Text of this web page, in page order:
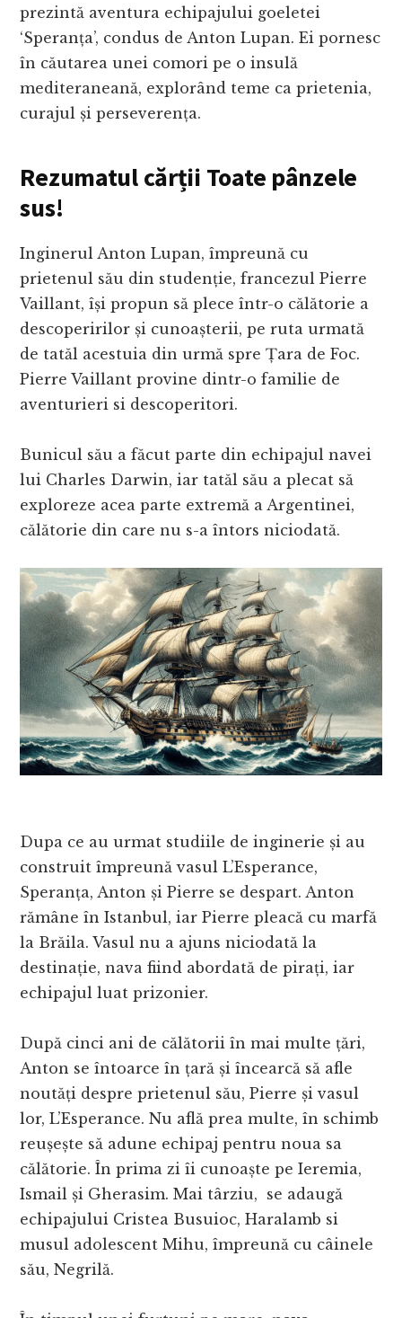
prezintă aventura echipajului goeletei
‘Speranța’, condus de Anton Lupan. Ei pornesc
în căutarea unei comori pe o insulă
mediteraneană, explorând teme ca prietenia,
curajul și perseverența.
Rezumatul cărții Toate pânzele
sus!
Inginerul Anton Lupan, împreună cu
prietenul său din studenție, francezul Pierre
Vaillant, își propun să plece într-o călătorie a
descoperirilor și cunoașterii, pe ruta urmată
de tatăl acestuia din urmă spre Țara de Foc.
Pierre Vaillant provine dintr-o familie de
aventurieri si descoperitori.
Bunicul său a făcut parte din echipajul navei
lui Charles Darwin, iar tatăl său a plecat să
exploreze acea parte extremă a Argentinei,
călătorie din care nu s-a întors niciodată.
Dupa ce au urmat studiile de inginerie și au
construit împreună vasul L’Esperance,
Speranța, Anton și Pierre se despart. Anton
rămâne în Istanbul, iar Pierre pleacă cu marfă
la Brăila. Vasul nu a ajuns niciodată la
destinație, nava fiind abordată de pirați, iar
echipajul luat prizonier.
După cinci ani de călătorii în mai multe țări,
Anton se întoarce în țară și încearcă să afle
noutăți despre prietenul său, Pierre și vasul
lor, L’Esperance. Nu află prea multe, în schimb
reușește să adune echipaj pentru noua sa
călătorie. În prima zi îi cunoaște pe Ieremia,
Ismail și Gherasim. Mai târziu, se adaugă
echipajului Cristea Busuioc, Haralamb si
musul adolescent Mihu, împreună cu câinele
său, Negrilă.